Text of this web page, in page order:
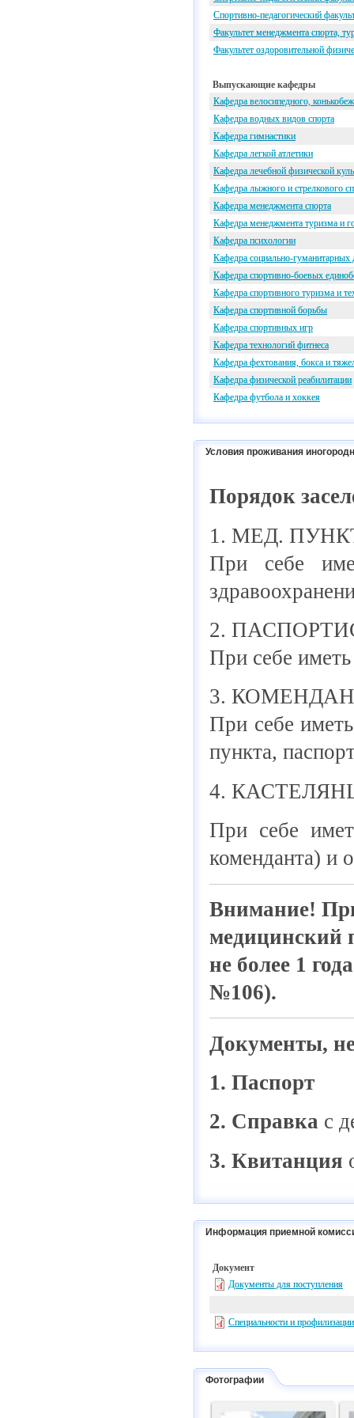
Спортивно-педагогический
Факультет менеджмента спорта,
Факультет оздоровительной
Выпускающие кафедры
Кафедра велосипедного,
Кафедра водных видов спорта
Кафедра гимнастики
Кафедра легкой атлетики
Кафедра лечебной физической
Кафедра лыжного и стрелкового
Кафедра менеджмента спорта
Кафедра менеджмента туризма и
Кафедра психологии
Кафедра социально-гуманитарных
Кафедра спортивно-боевых
Кафедра спортивного туризма и
Кафедра спортивной борьбы
Кафедра спортивных игр
Кафедра технологий фитнеса
Кафедра фехтования, бокса и
Кафедра физической реабилитации
Кафедра футбола и хоккея
Условия проживания
Порядок
1. МЕД. ПУНКТ
При себе
2.
При себе
3. КОМЕНДАНТ
При себе
пункта,
4.
При себе
коменданта) и
Внимание!
медицинский
не более 1
№106).
Документы,
1. Паспорт
2. Справка с
3. Квитанция
Информация приемной
Документ
Документы для поступления
Специальности и профилизации
Фотографии